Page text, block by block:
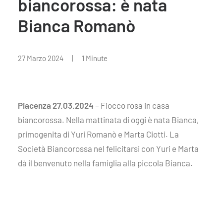
biancorossa: è nata
Bianca Romanò
27 Marzo 2024 | 1 Minute
Piacenza 27.03.2024 – Fiocco rosa in casa
biancorossa. Nella mattinata di oggi è nata Bianca,
primogenita di Yuri Romanò e Marta Ciotti. La
Società Biancorossa nel felicitarsi con Yuri e Marta
dà il benvenuto nella famiglia alla piccola Bianca.